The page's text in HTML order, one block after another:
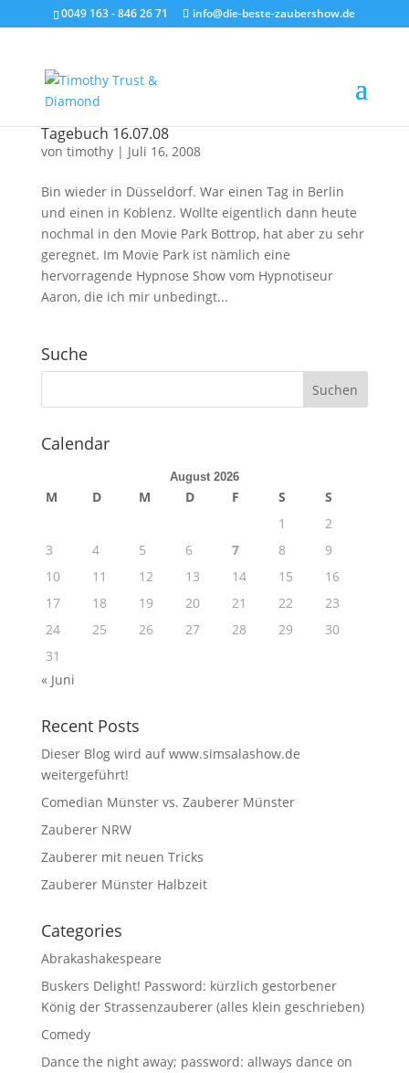
0049 163 - 846 26 71 info@die-beste-zaubershow.de
Tagebuch 16.07.08
von timothy| Juli 16, 2008
Bin wieder in Düsseldorf. War einen Tag in Berlin
und einen in Koblenz. Wollte eigentlich dann heute
nochmal in den Movie Park Bottrop, hat aber zu sehr
geregnet. Im Movie Park ist nämlich eine
hervorragende Hypnose Show vom Hypnotiseur
Aaron, die ich mir unbedingt...
Suche
Calendar
August 2026
M D M D F S
S
1
2
3
4 5 6 7 8
9
10
11 12 13 14 15
16
17
18 19 20 21 22
23
24
25 26 27 28 29
30
31
« Juni
Recent Posts
Dieser Blog wird auf www.simsalashow.de
weitergeführt!
Comedian Münster vs. Zauberer Münster
Zauberer NRW
Zauberer mit neuen Tricks
Zauberer Münster Halbzeit
Categories
Abrakashakespeare
Buskers Delight! Password: kürzlich gestorbener
König der Strassenzauberer (alles klein geschrieben)
Comedy
Dance the night away; password: allways dance on